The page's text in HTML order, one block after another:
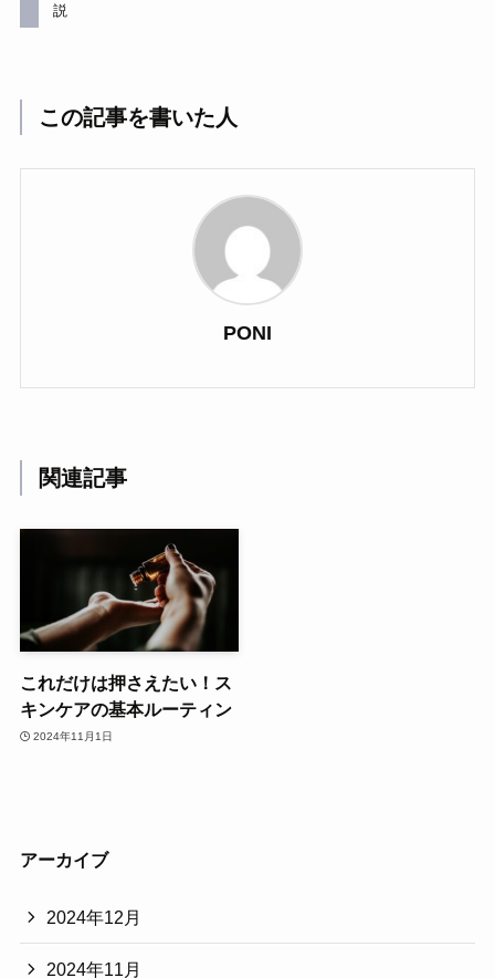
説
この記事を書いた人
PONI
関連記事
これだけは押さえたい！ス
キンケアの基本ルーティン
2024年11月1日
アーカイブ
2024年12月
2024年11月